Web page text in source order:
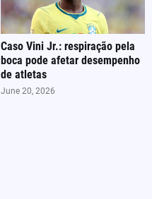
Caso Vini Jr.: respiração pela
boca pode afetar desempenho
de atletas
June 20, 2026